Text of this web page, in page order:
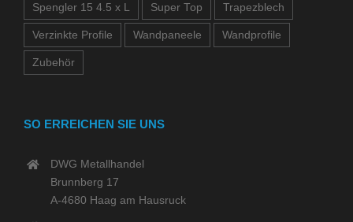
Spengler 15 4.5 x L Super Top Trapezblech
Verzinkte Profile Wandpaneele Wandprofile
Zubehör
SO ERREICHEN SIE UNS
DWG Metallhandel
Brunnberg 17
A-4680 Haag am Hausruck